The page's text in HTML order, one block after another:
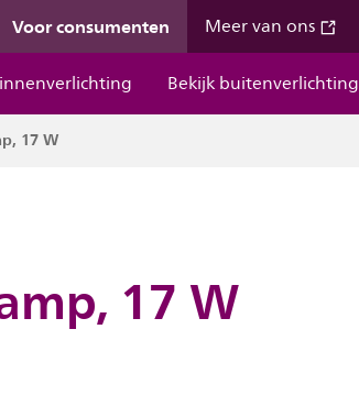
Voor consumenten Meer van ons
Bekijk buitenverlichting
17 W
17 W